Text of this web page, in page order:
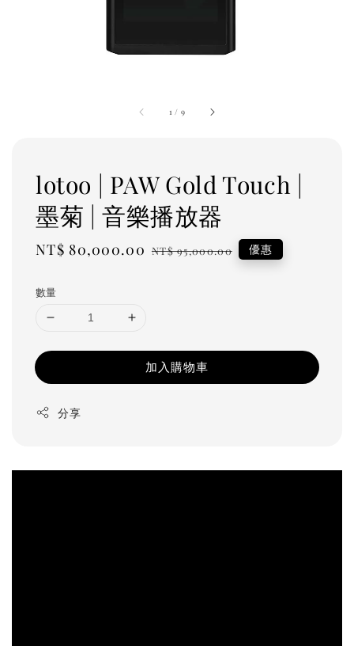
1 / 9
lotoo | PAW Gold Touch |
墨菊 | 音樂播放器
Sale
NT$ 80,000.00 Regular
NT$ 95,000.00 優惠
數量
加入購物車
分享